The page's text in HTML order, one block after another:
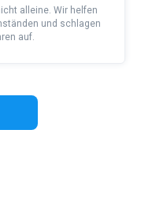
alleine. Wir helfen
und schlagen
auf.